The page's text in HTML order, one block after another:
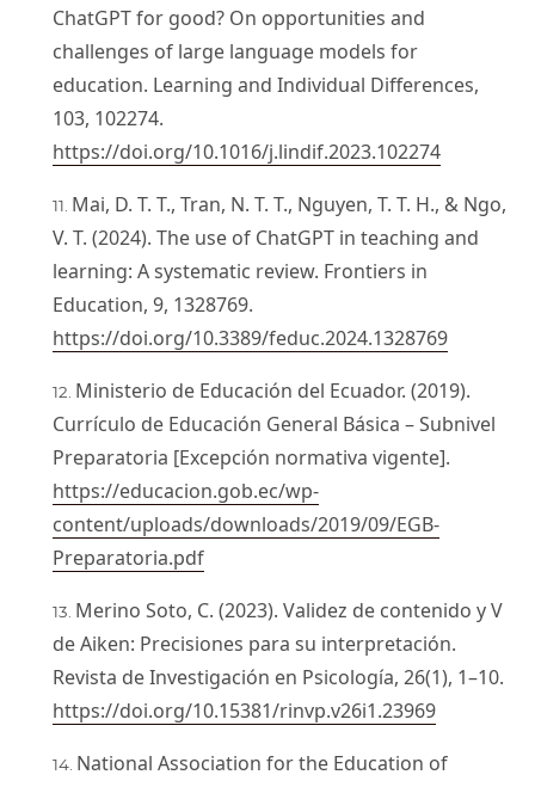
ChatGPT for good? On opportunities and
challenges of large language models for
education. Learning and Individual Differences,
103, 102274.
https://doi.org/10.1016/j.lindif.2023.102274
Mai, D. T. T., Tran, N. T. T., Nguyen, T. T. H., & Ngo,
V. T. (2024). The use of ChatGPT in teaching and
learning: A systematic review. Frontiers in
Education, 9, 1328769.
https://doi.org/10.3389/feduc.2024.1328769
Ministerio de Educación del Ecuador. (2019).
Currículo de Educación General Básica – Subnivel
Preparatoria [Excepción normativa vigente].
https://educacion.gob.ec/wp-
content/uploads/downloads/2019/09/EGB-
Preparatoria.pdf
Merino Soto, C. (2023). Validez de contenido y V
de Aiken: Precisiones para su interpretación.
Revista de Investigación en Psicología, 26(1), 1–10.
https://doi.org/10.15381/rinvp.v26i1.23969
National Association for the Education of